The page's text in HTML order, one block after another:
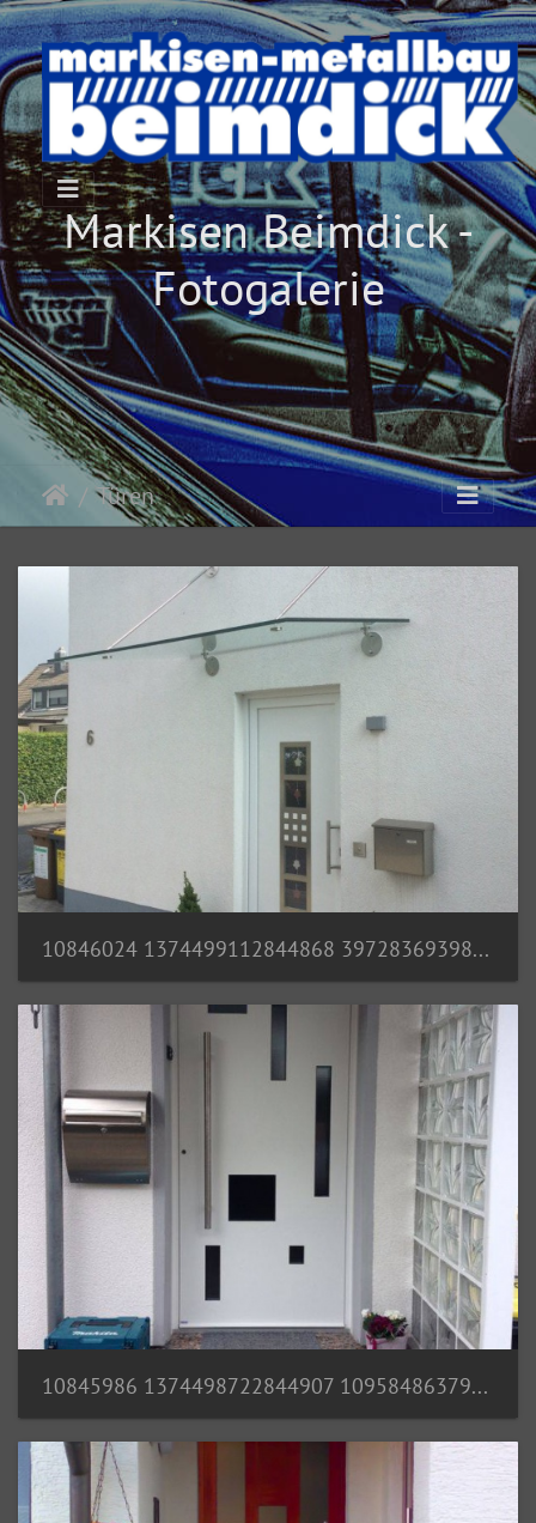
Markisen Beimdick -
Fotogalerie
Türen
10846024 1374499112844868 3972836939891957436 n
10845986 1374498722844907 109584863795345347 n